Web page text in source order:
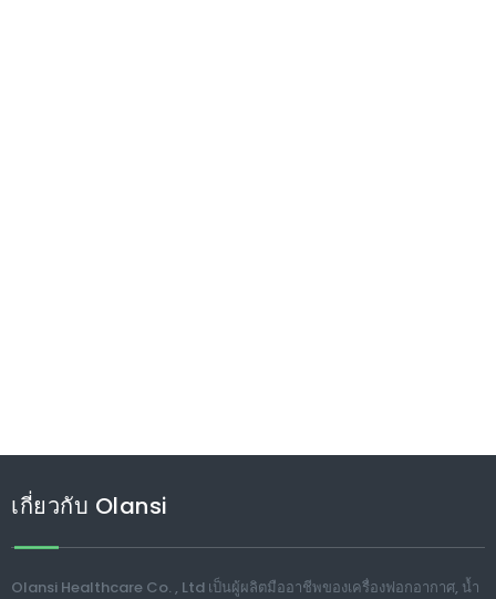
เกี่ยวกับ Olansi
Olansi Healthcare Co. , Ltd เป็นผู้ผลิตมืออาชีพของเครื่องฟอกอากาศ, น้ำ